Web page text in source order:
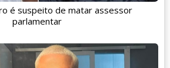
é suspeito de matar assessor
parlamentar